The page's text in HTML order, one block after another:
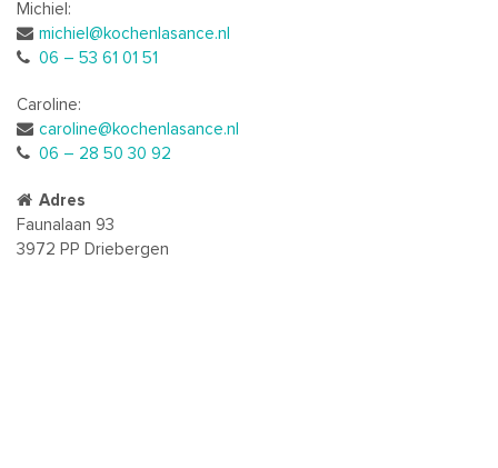
Michiel:
michiel@kochenlasance.nl
06 – 53 61 01 51
Caroline:
caroline@kochenlasance.nl
06 – 28 50 30 92
Adres
Faunalaan 93
3972 PP Driebergen